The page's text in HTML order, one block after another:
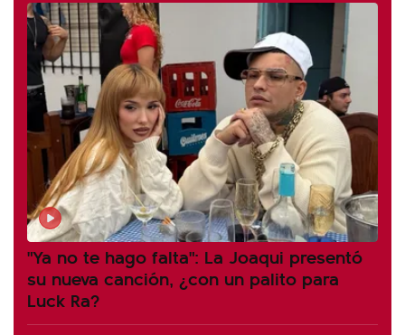
"Ya no te hago falta": La Joaqui presentó
su nueva canción, ¿con un palito para
Luck Ra?